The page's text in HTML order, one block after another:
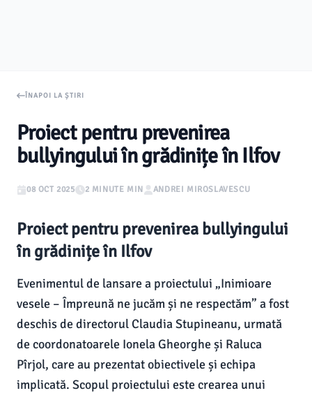
ÎNAPOI LA ȘTIRI
Proiect pentru prevenirea
bullyingului în grădinițe în Ilfov
08 OCT 2025 2 MINUTE MIN ANDREI MIROSLAVESCU
Proiect pentru prevenirea bullyingului
în grădinițe în Ilfov
Evenimentul de lansare a proiectului „Inimioare
vesele – Împreună ne jucăm și ne respectăm” a fost
deschis de directorul Claudia Stupineanu, urmată
de coordonatoarele Ionela Gheorghe și Raluca
Pîrjol, care au prezentat obiectivele și echipa
implicată. Scopul proiectului este crearea unui